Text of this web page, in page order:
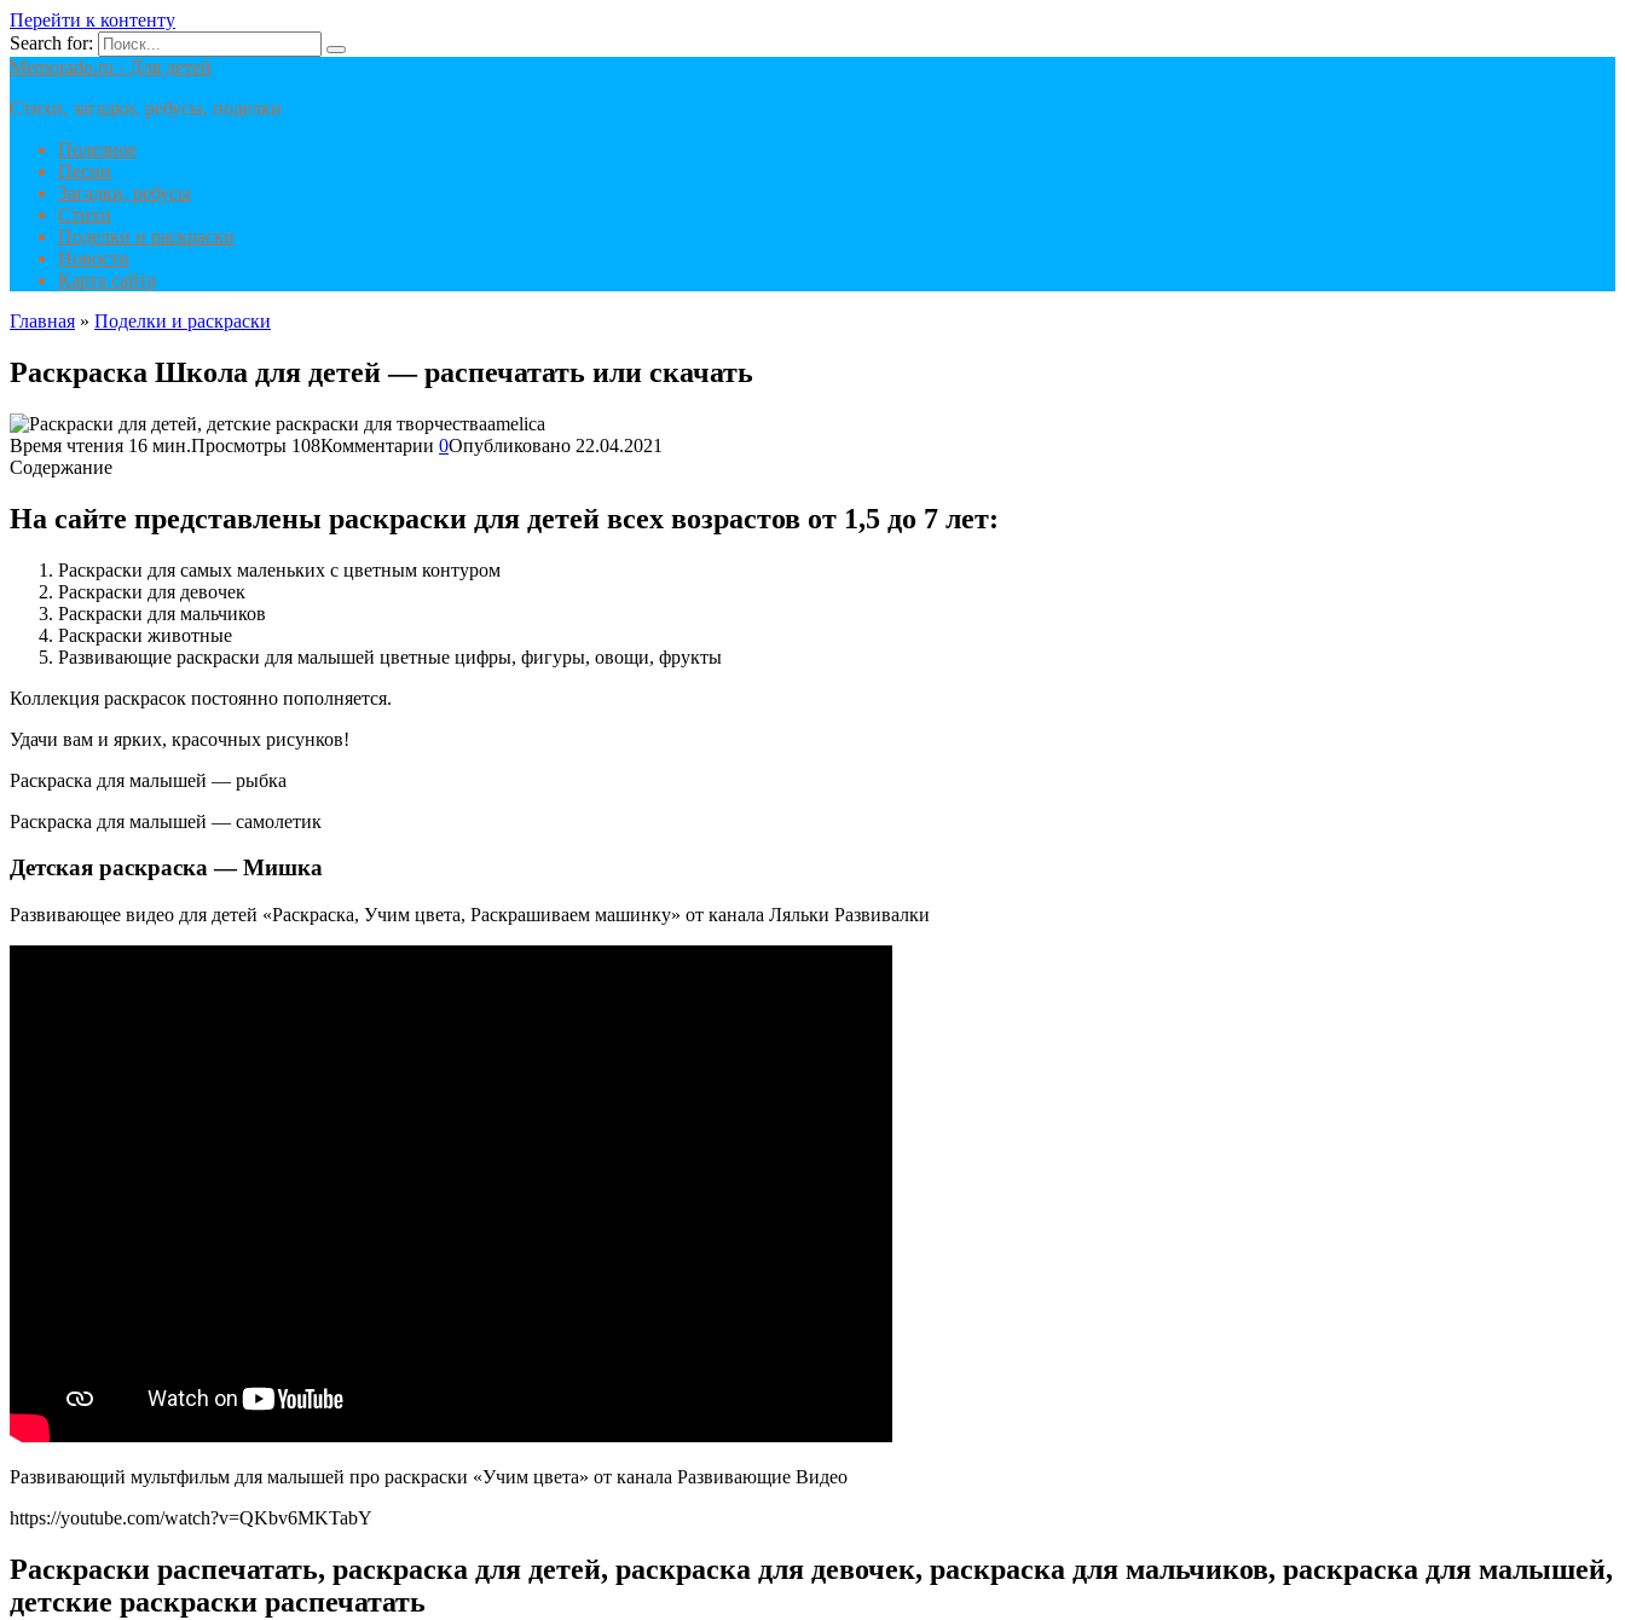
Перейти к контенту
Search for:
Memorado.ru - Для детей
Стихи, загадки, ребусы, поделки
Полезное
Песни
Загадки, ребусы
Стихи
Поделки и раскраски
Новости
Карта сайта
Главная » Поделки и раскраски
Раскраска Школа для детей — распечатать или скачать
Время чтения 16 мин.Просмотры 108Комментарии 0Опубликовано 22.04.2021
Содержание
На сайте представлены раскраски для детей всех возрастов от 1,5 до 7 лет:
Раскраски для самых маленьких с цветным контуром
Раскраски для девочек
Раскраски для мальчиков
Раскраски животные
Развивающие раскраски для малышей цветные цифры, фигуры, овощи, фрукты
Коллекция раскрасок постоянно пополняется.
Удачи вам и ярких, красочных рисунков!
Раскраска для малышей — рыбка
Раскраска для малышей — самолетик
Детская раскраска — Мишка
Развивающее видео для детей «Раскраска, Учим цвета, Раскрашиваем машинку» от канала Ляльки Развивалки
Развивающий мультфильм для малышей про раскраски «Учим цвета» от канала Развивающие Видео
https://youtube.com/watch?v=QKbv6MKTabY
Раскраски распечатать, раскраска для детей, раскраска для девочек, раскраска для мальчиков, раскраска для малышей,
детские раскраски распечатать